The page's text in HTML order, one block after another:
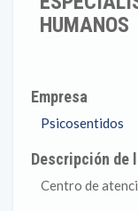
HUMANOS
Empresa
Psicosentidos
Descripción de
Centro de